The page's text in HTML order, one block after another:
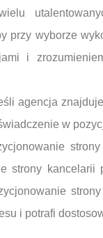
przy wyborze
i
agencja
w
strony
i potrafi